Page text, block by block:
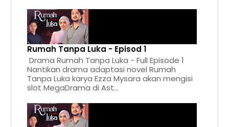
Rumah Tanpa Luka - Episod 1
Drama Rumah Tanpa Luka - Full Episode 1
Nantikan drama adaptasi novel Rumah
Tanpa Luka karya Ezza Mysara akan mengisi
slot MegaDrama di Ast...